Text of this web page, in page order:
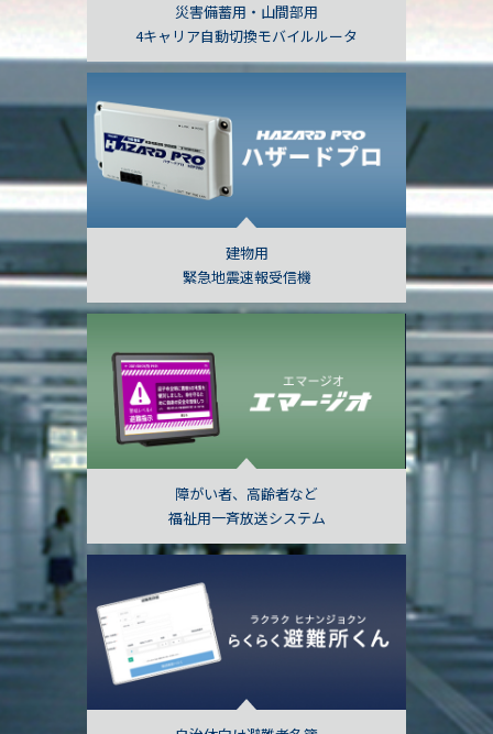
災害備蓄用・山間部用
4キャリア自動切換モバイルルータ
建物用
緊急地震速報受信機
障がい者、高齢者など
福祉用一斉放送システム